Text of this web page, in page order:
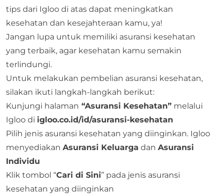
tips dari Igloo di atas dapat meningkatkan
kesehatan dan kesejahteraan kamu, ya!
Jangan lupa untuk memiliki asuransi kesehatan
yang terbaik, agar kesehatan kamu semakin
terlindungi.
Untuk melakukan pembelian asuransi kesehatan,
silakan ikuti langkah-langkah berikut:
Kunjungi halaman “Asuransi Kesehatan” melalui
Igloo di igloo.co.id/id/asuransi-kesehatan
Pilih jenis asuransi kesehatan yang diinginkan. Igloo
menyediakan Asuransi Keluarga dan Asuransi
Individu
Klik tombol “Cari di Sini” pada jenis asuransi
kesehatan yang diinginkan